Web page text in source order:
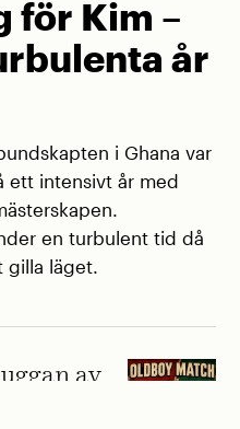
för Kim –
år
i Ghana var
ett intensivt år med
en turbulent tid då
läget.
av